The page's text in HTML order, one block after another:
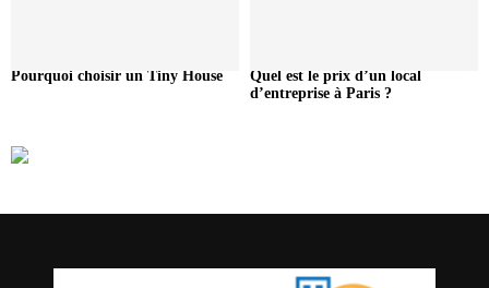
Pourquoi choisir un Tiny House
Quel est le prix d’un local
d’entreprise à Paris ?